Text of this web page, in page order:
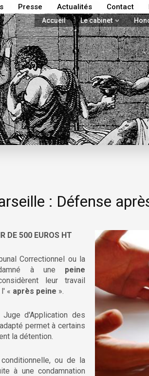
Accueil Le cabinet
Presse Actualités Contact
: Défense
DE 500 EUROS HT
Correctionnel ou la
à une peine
leur travail
« après peine ».
d'Application des
permet à certains
la détention.
ou de la
à une condamnation